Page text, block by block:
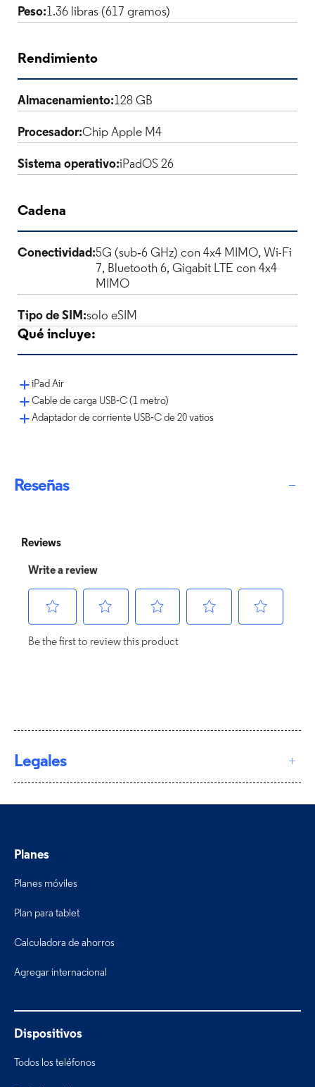
Peso:1.36 libras (617 gramos)
Rendimiento
Almacenamiento:128 GB
Procesador:Chip Apple M4
Sistema operativo:iPadOS 26
Cadena
Conectividad:5G (sub‑6 GHz) con 4x4 MIMO, Wi-Fi
7, Bluetooth 6, Gigabit LTE con 4x4
MIMO
Tipo de SIM:solo eSIM
Qué incluye:
iPad Air
Cable de carga USB‑C (1 metro)
Adaptador de corriente USB‑C de 20 vatios
Reseñas
Legales
Planes
Planes móviles
Plan para tablet
Calculadora de ahorros
Agregar internacional
Dispositivos
Todos los teléfonos